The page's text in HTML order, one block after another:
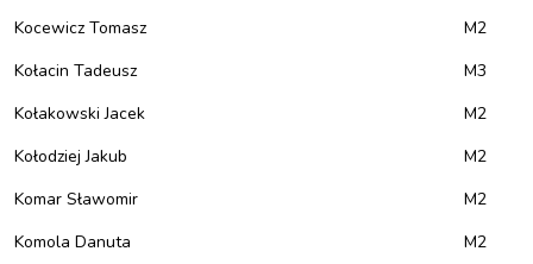
Kocewicz Tomasz
M2
Kołacin Tadeusz
M3
Kołakowski Jacek
M2
Kołodziej Jakub
M2
Komar Sławomir
M2
Komola Danuta
M2